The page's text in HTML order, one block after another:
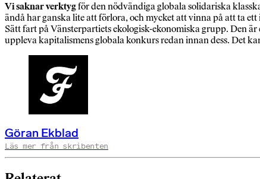
Vi saknar verktygför den nödvändiga globala solidariska
ändå har ganska lite att förlora, och mycket att vinna på att ta
Sätt fart på Vänsterpartiets ekologisk-ekonomiska grupp. Den
uppleva kapitalismens globala konkurs redan innan dess. Det
Göran Ekblad
Läs mer från skribenten